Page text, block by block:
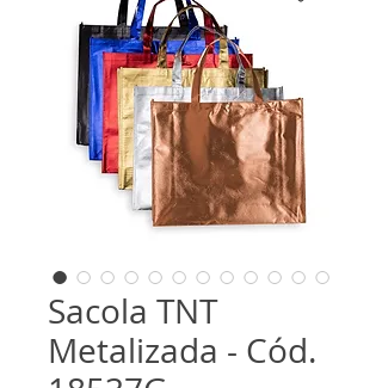
Sacola TNT
Metalizada - Cód.